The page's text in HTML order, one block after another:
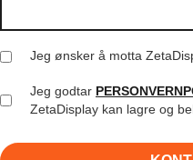
Jeg ønsker å motta
Jeg godtar
ZetaDisplay kan lagre og